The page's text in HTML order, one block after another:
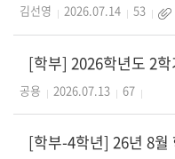
김선영 2026.07.14 53
공용 2026.07.13 67